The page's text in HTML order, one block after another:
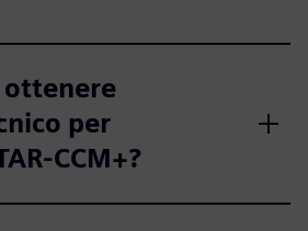
ottenere
per
CCM+?